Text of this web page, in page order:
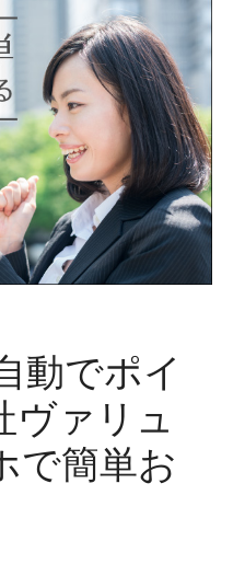
動でポイ
ヴァリュ
で簡単お